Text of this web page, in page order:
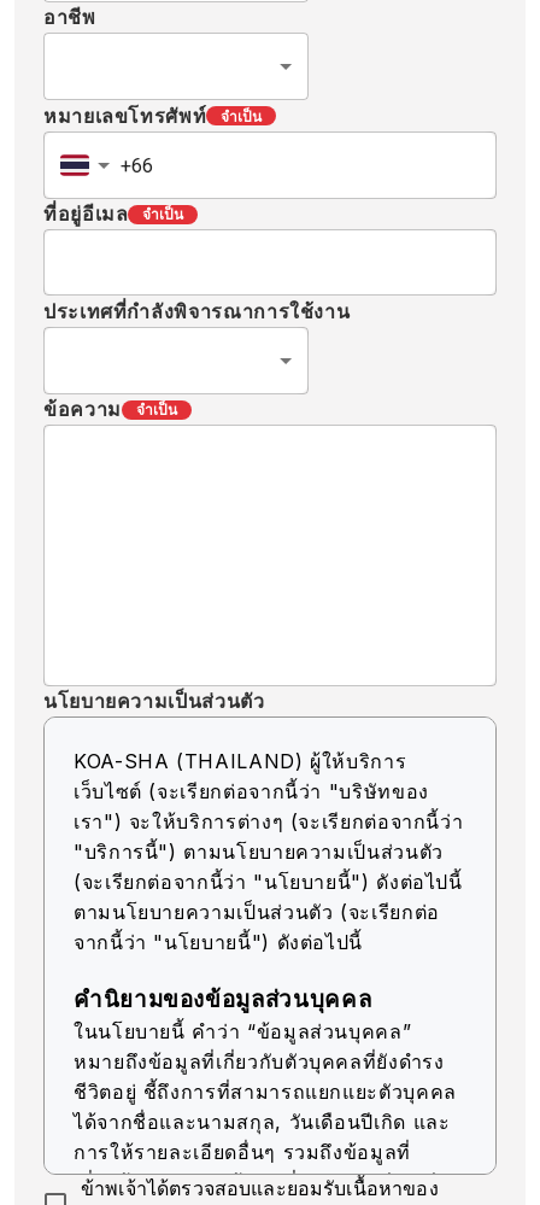
อาชีพ
หมายเลขโทรศัพท์ จำเป็น
ที่อยู่อีเมล จำเป็น
ประเทศที่กำลังพิจารณาการใช้งาน
ข้อความ จำเป็น
นโยบายความเป็นส่วนตัว
KOA-SHA (THAILAND) ผู้ให้บริการ
เว็บไซต์ (จะเรียกต่อจากนี้ว่า "บริษัทของ
เรา") จะให้บริการต่างๆ (จะเรียกต่อจากนี้ว่า
"บริการนี้") ตามนโยบายความเป็นส่วนตัว
(จะเรียกต่อจากนี้ว่า "นโยบายนี้") ดังต่อไปนี้
ตามนโยบายความเป็นส่วนตัว (จะเรียกต่อ
จากนี้ว่า "นโยบายนี้") ดังต่อไปนี้
คำนิยามของข้อมูลส่วนบุคคล
ในนโยบายนี้ คำว่า “ข้อมูลส่วนบุคคล”
หมายถึงข้อมูลที่เกี่ยวกับตัวบุคคลที่ยังดำรง
ชีวิตอยู่ ชี้ถึงการที่สามารถแยกแยะตัวบุคคล
ได้จากชื่อและนามสกุล, วันเดือนปีเกิด และ
การให้รายละเอียดอื่นๆ รวมถึงข้อมูลที่
เกี่ยวข้อง (รวมถึงข้อมูลที่สามารถเทียบเคียง
ข้าพเจ้าได้ตรวจสอบและยอมรับเนื้อหาของ